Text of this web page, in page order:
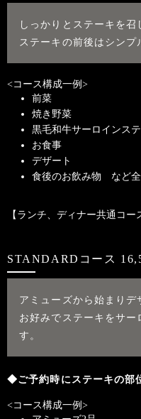
しっかりとステーキを召
ステーキの前後はシンプ
<コース構成一例>
前菜
焼き野菜
黒毛和牛サーロインス
お食事
デザート
食後のお飲み物 など全
【ランチ、ディナー共通コー
STANDARDコース
アミューズから始まりデ
お好みでステーキをサー
す。
◆ご予約時にステーキの部
<コース構成一例>